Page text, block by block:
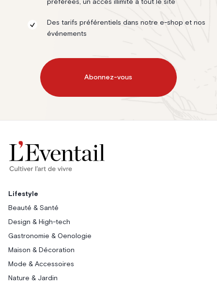
préférées, un accès illimité à tout le site
Des tarifs préférentiels dans notre e-shop et nos
événements
Abonnez-vous
Lifestyle
Beauté & Santé
Design & High-tech
Gastronomie & Oenologie
Maison & Décoration
Mode & Accessoires
Nature & Jardin